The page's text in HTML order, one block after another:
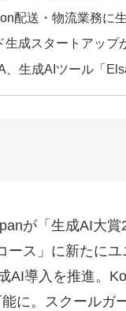
配送・物流業務に
生成スタートアップ
、生成AIツール「
が「生成AI大
ス」に新たに
導入を推進。
に。スクールガ